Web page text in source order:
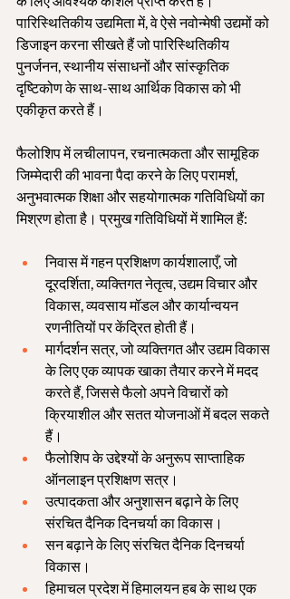
पारिस्थितिकीय उद्यमिता में, वे ऐसे नवोन्मेषी उद्यमों को
डिजाइन करना सीखते हैं जो पारिस्थितिकीय
पुनर्जनन, स्थानीय संसाधनों और सांस्कृतिक
दृष्टिकोण के साथ-साथ आर्थिक विकास को भी
एकीकृत करते हैं।
फैलोशिप में लचीलापन, रचनात्मकता और सामूहिक
जिम्मेदारी की भावना पैदा करने के लिए परामर्श,
अनुभवात्मक शिक्षा और सहयोगात्मक गतिविधियों का
मिश्रण होता है। प्रमुख गतिविधियों में शामिल हैं:
निवास में गहन प्रशिक्षण कार्यशालाएँ, जो
दूरदर्शिता, व्यक्तिगत नेतृत्व, उद्यम विचार और
विकास, व्यवसाय मॉडल और कार्यान्वयन
रणनीतियों पर केंद्रित होती हैं।
मार्गदर्शन सत्र, जो व्यक्तिगत और उद्यम विकास
के लिए एक व्यापक खाका तैयार करने में मदद
करते हैं, जिससे फैलो अपने विचारों को
क्रियाशील और सतत योजनाओं में बदल सकते
हैं।
फैलोशिप के उद्देश्यों के अनुरूप साप्ताहिक
ऑनलाइन प्रशिक्षण सत्र।
उत्पादकता और अनुशासन बढ़ाने के लिए
संरचित दैनिक दिनचर्या का विकास।
सन बढ़ाने के लिए संरचित दैनिक दिनचर्या
विकास।
हिमाचल प्रदेश में हिमालयन हब के साथ एक